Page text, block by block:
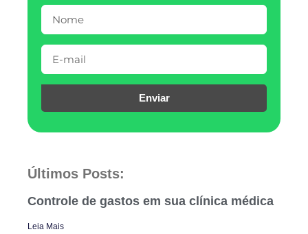
Enviar
Últimos Posts:
Controle de gastos em sua clínica médica
Leia Mais